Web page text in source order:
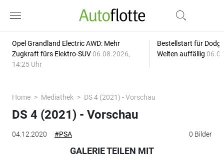
Opel Grandland Electric AWD: Mehr
Zugkraft fürs Elektro-SUV 06.08.2026,
14:25 Uhr
Bestellstart für
Welten auffällig
Home Mediathek DS 4 (2021) - Vorschau
04.12.2020 #PSA 0 Bilder
DS 4 (2021) - Vorschau
GALERIE TEILEN MIT